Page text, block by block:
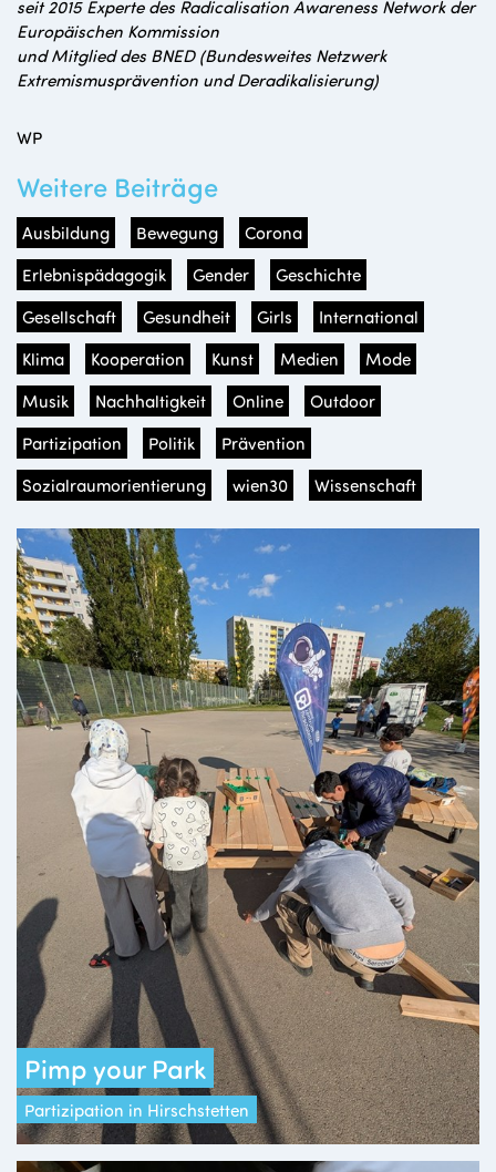
seit 2015 Experte des Radicalisation Awareness Network der
Europäischen Kommission
und Mitglied des BNED (Bundesweites Netzwerk
Extremismusprävention und Deradikalisierung)
WP
Weitere Beiträge
Ausbildung Bewegung
Corona
Erlebnispädagogik
Gender
Geschichte
Gesellschaft
Gesundheit Girls
International
Klima
Kooperation Kunst Medien
Mode
Musik
Nachhaltigkeit Online
Outdoor
Partizipation
Politik
Prävention
Sozialraumorientierung
wien30 Wissenschaft
Pimp your Park
Partizipation in Hirschstetten